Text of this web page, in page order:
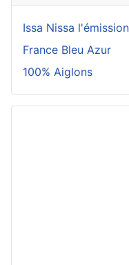
Issa Nissa l'émission
France Bleu Azur
100% Aiglons